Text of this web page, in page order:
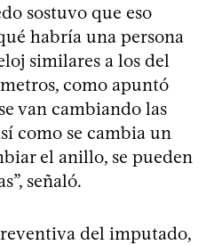
sostuvo que eso
habría una persona
similares a los del
como apuntó
van cambiando las
como se cambia un
el anillo, se pueden
señaló.
del imputado,